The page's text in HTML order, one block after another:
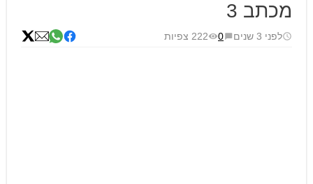
מכתב 3
לפני 3 שנים 0 222 צפיות